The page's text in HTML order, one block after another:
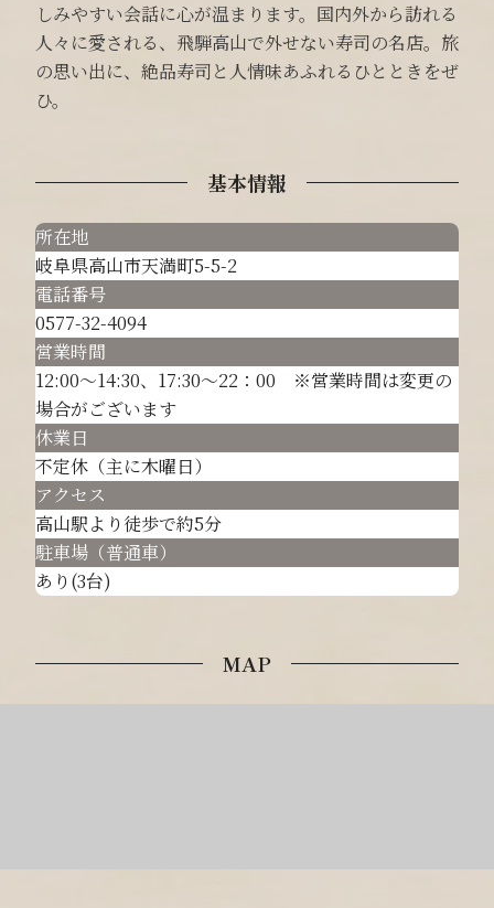
しみやすい会話に心が温まります。国内外から訪れる
人々に愛される、飛騨高山で外せない寿司の名店。旅
の思い出に、絶品寿司と人情味あふれるひとときをぜ
ひ。
基本情報
所在地
岐阜県高山市天満町5-5-2
電話番号
0577-32-4094
営業時間
12:00～14:30、17:30～22：00 ※営業時間は変更の
場合がございます
休業日
不定休（主に木曜日）
アクセス
高山駅より徒歩で約5分
駐車場（普通車）
あり(3台)
MAP